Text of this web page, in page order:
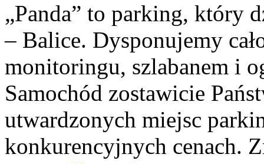
„Panda” to parking, który
– Balice. Dysponujemy
monitoringu, szlabanem i
Samochód zostawicie
utwardzonych miejsc
konkurencyjnych cenach.